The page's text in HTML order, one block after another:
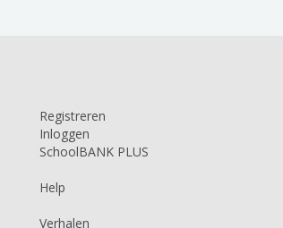
Registreren
Inloggen
SchoolBANK PLUS
Help
Verhalen